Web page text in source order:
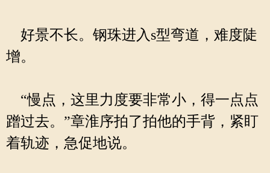
好景不长。钢珠进入s型弯道，难度陡
增。
“慢点，这里力度要非常小，得一点点
蹭过去。”章淮序拍了拍他的手背，紧盯
着轨迹，急促地说。